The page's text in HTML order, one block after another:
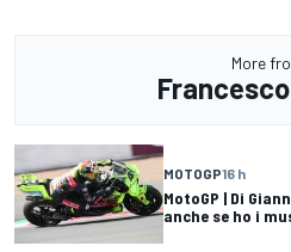
More
MOTOGP16 h
MotoGP | Di
anche se ho i